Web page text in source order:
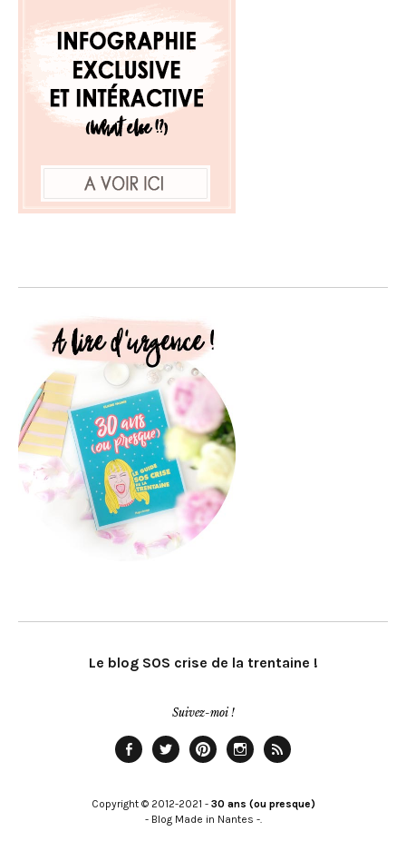
Le blog SOS crise de la trentaine !
Suivez-moi !
Copyright © 2012-2021 - 30 ans (ou presque)
- Blog Made in Nantes -